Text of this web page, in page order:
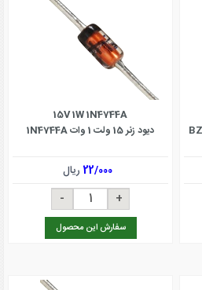
15V 1W 1N4744A
دیود زنر 15 ولت 1 وات 1N4744A
22/000ریال
سفارش این محصول